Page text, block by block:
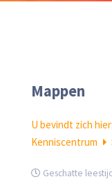
Mappen
U bevindt zich hier:
Kenniscentrum
Geschatte